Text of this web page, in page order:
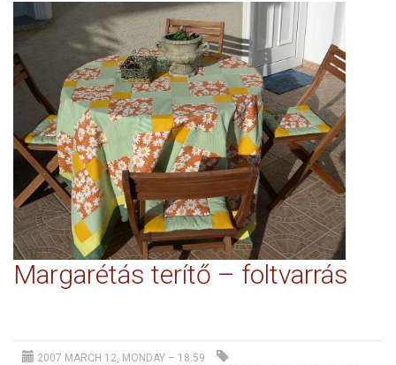
Margarétás terítő – foltvarrás
2007 MARCH 12, MONDAY – 18:59